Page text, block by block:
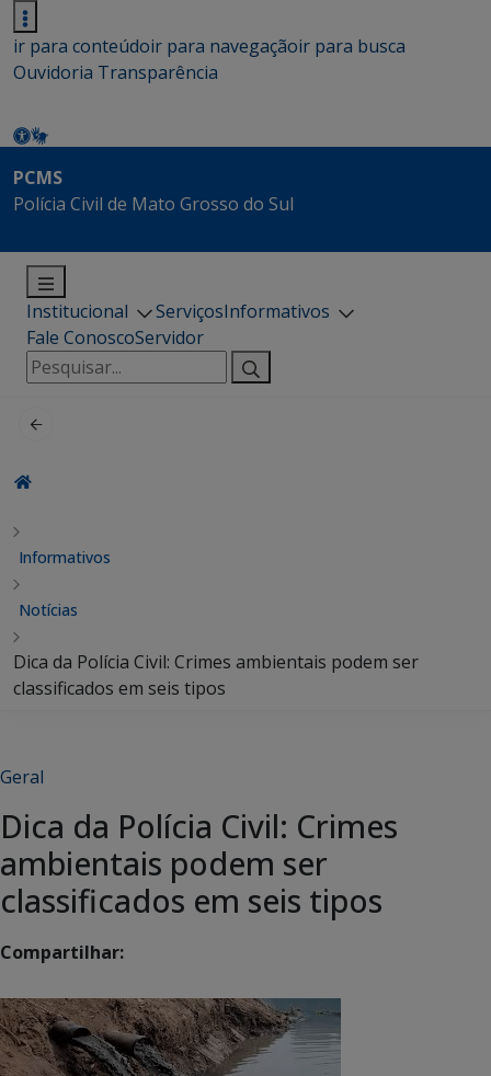
ir para conteúdoir para navegaçãoir para busca
Ouvidoria Transparência
PCMS
Polícia Civil de Mato Grosso do Sul
Institucional ServiçosInformativos
Fale ConoscoServidor
Pesquisar
por:
Informativos
Notícias
Dica da Polícia Civil: Crimes ambientais podem ser
classificados em seis tipos
Geral
Dica da Polícia Civil: Crimes
ambientais podem ser
classificados em seis tipos
Compartilhar: